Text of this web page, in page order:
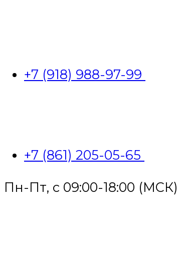
+7 (918) 988-97-99
+7 (861) 205-05-65
Пн-Пт, с 09:00-18:00 (МСК)